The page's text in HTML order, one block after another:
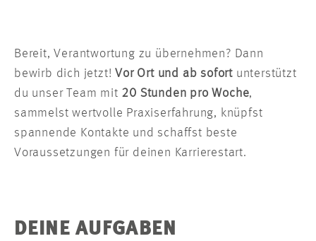
Bereit, Verantwortung zu übernehmen? Dann
bewirb dich jetzt!Vor Ort und ab sofort unterstützt
du unser Team mit 20 Stunden pro Woche,
sammelst wertvolle Praxiserfahrung, knüpfst
spannende Kontakte und schaffst beste
Voraussetzungen für deinen Karrierestart.
DEINE AUFGABEN